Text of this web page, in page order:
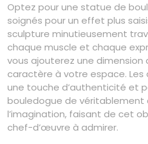
Optez pour une statue de
soignés pour un effet plus
sculpture minutieusement
chaque muscle et chaque
vous ajouterez une dimension
caractère à votre espace.
une touche d’authenticité et
bouledogue de véritablement
l’imagination, faisant de cet
chef-d’œuvre à admirer.